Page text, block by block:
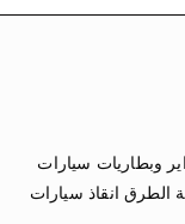
على الطريق 50805535 خدمة الطرق انقاذ سيارات